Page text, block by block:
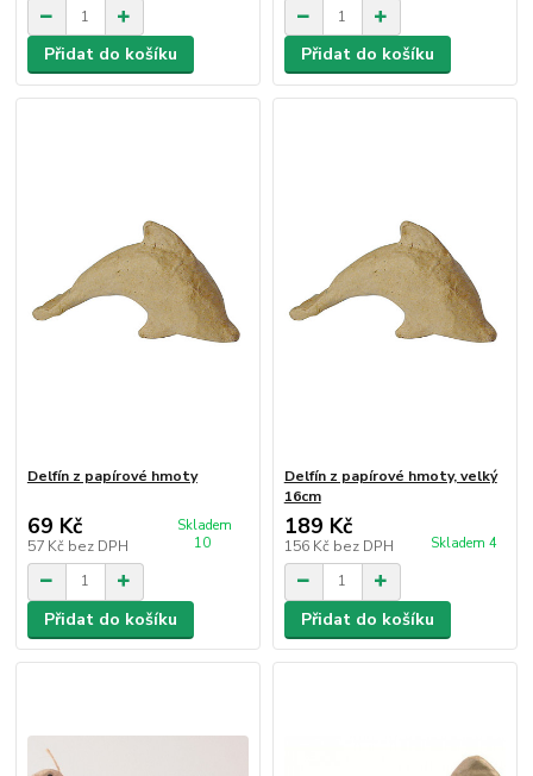
Přidat do košíku Přidat do košíku
Delfín z papírové hmoty
69 Kč
57 Kč bez DPH
Skladem
10
Přidat do košíku
Delfín z papírové hmoty, velký
16cm
189 Kč
156 Kč bez DPH Skladem 4
Přidat do košíku